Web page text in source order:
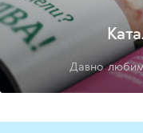
Давно